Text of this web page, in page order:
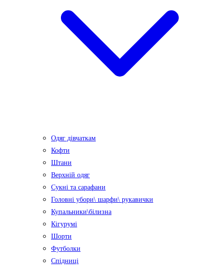
Одяг дівчаткам
Кофти
Штани
Верхній одяг
Сукні та сарафани
Головні убори\ шарфи\ рукавички
Купальники\білизна
Кігурумі
Шорти
Футболки
Спідниці